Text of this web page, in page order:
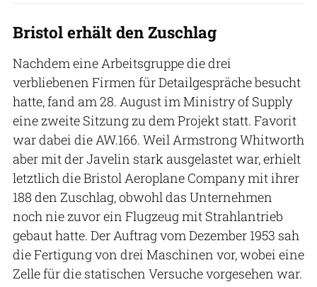
Bristol erhält den Zuschlag
Nachdem eine Arbeitsgruppe die drei
verbliebenen Firmen für Detailgespräche besucht
hatte, fand am 28. August im Ministry of Supply
eine zweite Sitzung zu dem Projekt statt. Favorit
war dabei die AW.166. Weil Armstrong Whitworth
aber mit der Javelin stark ausgelastet war, erhielt
letztlich die Bristol Aeroplane Company mit ihrer
188 den Zuschlag, obwohl das Unternehmen
noch nie zuvor ein Flugzeug mit Strahlantrieb
gebaut hatte. Der Auftrag vom Dezember 1953 sah
die Fertigung von drei Maschinen vor, wobei eine
Zelle für die statischen Versuche vorgesehen war.